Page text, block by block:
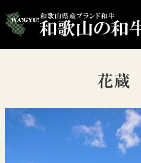
イベント情報
花蔵